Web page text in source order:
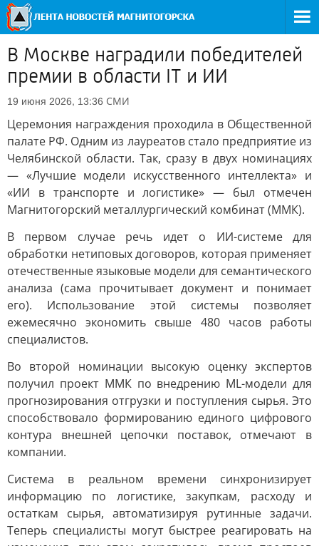
В Москве наградили победителей
премии в области IT и ИИ
19 июня 2026, 13:36 СМИ
Церемония награждения проходила в Общественной
палате РФ. Одним из лауреатов стало предприятие из
Челябинской области. Так, сразу в двух номинациях
— «Лучшие модели искусственного интеллекта» и
«ИИ в транспорте и логистике» — был отмечен
Магнитогорский металлургический комбинат (ММК).
В первом случае речь идет о ИИ-системе для
обработки нетиповых договоров, которая применяет
отечественные языковые модели для семантического
анализа (сама прочитывает документ и понимает
его). Использование этой системы позволяет
ежемесячно экономить свыше 480 часов работы
специалистов.
Во второй номинации высокую оценку экспертов
получил проект ММК по внедрению ML-модели для
прогнозирования отгрузки и поступления сырья. Это
способствовало формированию единого цифрового
контура внешней цепочки поставок, отмечают в
компании.
Система в реальном времени синхронизирует
информацию по логистике, закупкам, расходу и
остаткам сырья, автоматизируя рутинные задачи.
Теперь специалисты могут быстрее реагировать на